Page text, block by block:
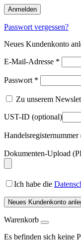
Anmelden
Passwort vergessen?
Neues Kundenkonto
E-Mail-Adresse *
Passwort *
Zu unserem
UST-ID (optional)
Handelsregisternummer
Dokumenten-Upload
Ich habe die
Neues Kundenkonto
Warenkorb
Es befinden sich keine